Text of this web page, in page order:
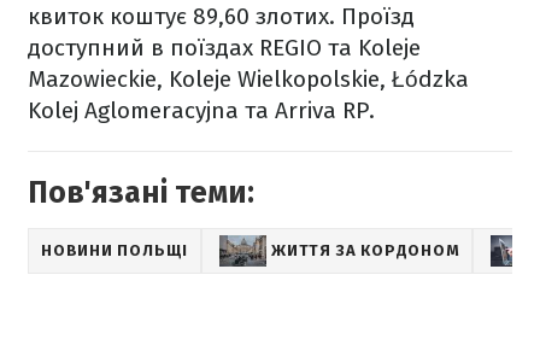
квиток коштує 89,60 злотих. Проїзд
доступний в поїздах REGIO та Koleje
Mazowieckie, Koleje Wielkopolskie, Łódzka
Kolej Aglomeracyjna та Arriva RP.
Пов'язані теми:
НОВИНИ ПОЛЬЩІ ЖИТТЯ ЗА КОРДОНОМ